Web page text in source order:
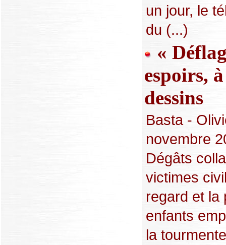
un jour, le
du (...)
«
espoirs,
dessins
Basta -
novembre
Dégâts
victimes
regard et la
enfants
la